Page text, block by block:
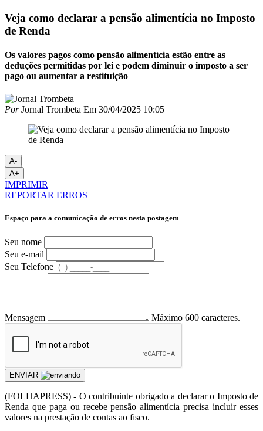
Veja como declarar a pensão alimentícia no Imposto
de Renda
Os valores pagos como pensão alimentícia estão entre as
deduções permitidas por lei e podem diminuir o imposto a ser
pago ou aumentar a restituição
PorJornal Trombeta Em 30/04/2025 10:05
A-
A+
IMPRIMIR
REPORTAR ERROS
Espaço para a comunicação de erros nesta postagem
Seu nome
Seu e-mail
Seu Telefone
Mensagem Máximo 600 caracteres.
ENVIAR
(FOLHAPRESS) - O contribuinte obrigado a declarar o Imposto de
Renda que paga ou recebe pensão alimentícia precisa incluir esses
valores na prestação de contas ao fisco.